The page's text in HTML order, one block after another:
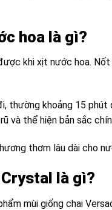
hoa là gì?
khi xịt nước hoa.
thường khoảng 15
và thể hiện bản sắc
thơm lâu dài cho
là gì?
mùi giống chai